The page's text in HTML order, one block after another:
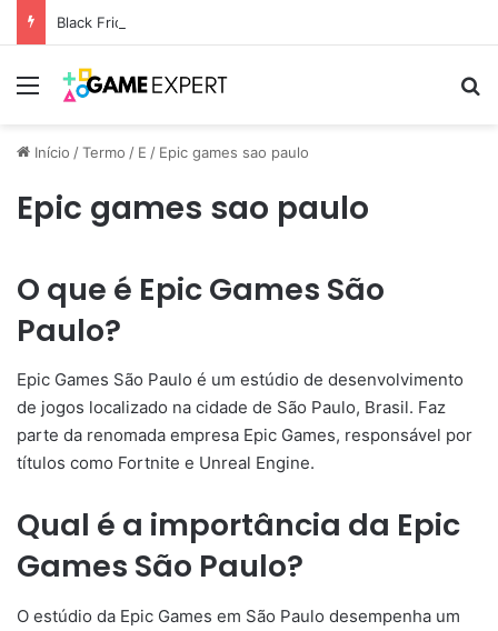
Black Friday: descontos incríveis em eletrônicos
Menu
Início /Termo / E / Epic games sao paulo
Epic games sao paulo
O que é Epic Games São
Paulo?
Epic Games São Paulo é um estúdio de desenvolvimento
de jogos localizado na cidade de São Paulo, Brasil. Faz
parte da renomada empresa Epic Games, responsável por
títulos como Fortnite e Unreal Engine.
Qual é a importância da Epic
Games São Paulo?
O estúdio da Epic Games em São Paulo desempenha um